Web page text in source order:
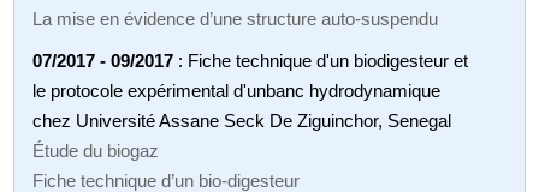
La mise en évidence d’une structure auto-suspendu
07/2017 - 09/2017 : Fiche technique d'un biodigesteur et
le protocole expérimental d'unbanc hydrodynamique
chez Université Assane Seck De Ziguinchor, Senegal
Étude du biogaz
Fiche technique d’un bio-digesteur